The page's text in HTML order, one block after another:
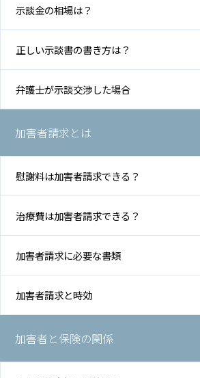
示談金の相場は？
正しい示談書の書き方は？
弁護士が示談交渉した場合
加害者請求とは
慰謝料は加害者請求できる？
治療費は加害者請求できる？
加害者請求に必要な書類
加害者請求と時効
加害者と保険の関係